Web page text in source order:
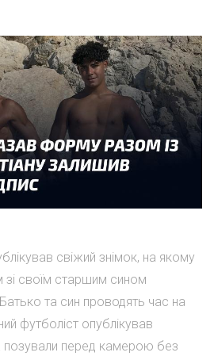
свіжий знімок, на якому
своїм старшим сином
та син проводять час на
футболіст опублікував
позували перед камерою без